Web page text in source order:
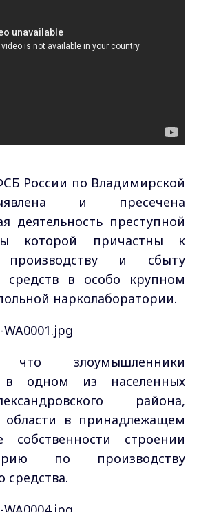
России по Владимирской
и пресечена
деятельность преступной
которой причастны к
производству и сбыту
средств в особо крупном
нарколаборатории.
что злоумышленники
в одном из населенных
района,
области в принадлежащем
строении
по производству
средства.